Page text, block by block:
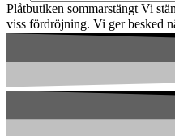
Plåtbutiken sommarstängt Vi
viss fördröjning. Vi ger besked